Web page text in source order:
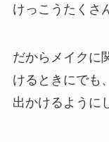
けっこうたくさ
だからメイクに
けるときにでも
出かけるように